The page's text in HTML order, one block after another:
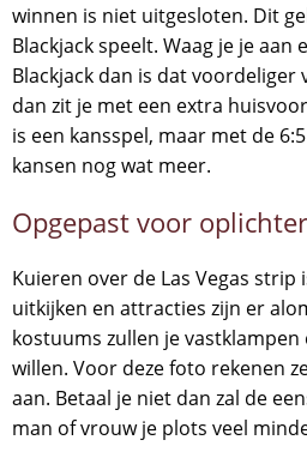
winnen is niet uitgesloten. Dit
Blackjack speelt. Waag je je aan
Blackjack dan is dat voordeliger
dan zit je met een extra
is een kansspel, maar met de
kansen nog wat meer.
Opgepast voor
Kuieren over de Las Vegas strip
uitkijken en attracties zijn er
kostuums zullen je
willen. Voor deze foto rekenen
aan. Betaal je niet dan zal de
man of vrouw je plots veel